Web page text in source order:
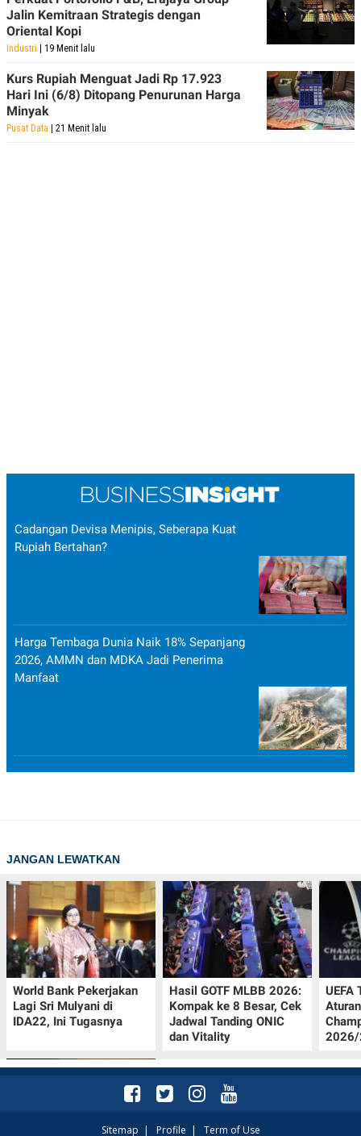
Jalin Kemitraan Strategis dengan
Oriental Kopi
Industri | 19 Menit lalu
Kurs Rupiah Menguat Jadi Rp 17.923
Hari Ini (6/8) Ditopang Penurunan Harga
Minyak
Pusat Data | 21 Menit lalu
Cadangan Devisa Menipis, Seberapa Kuat
Rupiah Bertahan?
Harga Tembaga Dunia Naik 18% Sepanjang
2026, AMMN dan MDKA Jadi Penerima
Manfaat
JANGAN LEWATKAN
World Bank Pekerjakan
Lagi Sri Mulyani di
IDA22, Ini Tugasnya
Hasil GOTF MLBB 2026:
Kompak ke 8 Besar, Cek
Jadwal Tanding ONIC
dan Vitality
UEFA
2026/
Sitemap | Profile | Term of Use